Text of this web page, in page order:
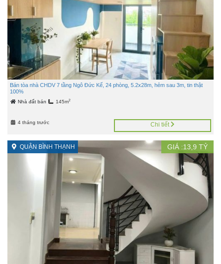
Bán tòa nhà CHDV 7 tầng Ngô Đức Kế, 24 phòng, 5.2x28m, hẻm sau 3m, tin thật
100%
Nhà đất bán 145m2
4 tháng trước Chi tiết
QUẬN BÌNH THẠNH GIÁ :13,9 TỶ